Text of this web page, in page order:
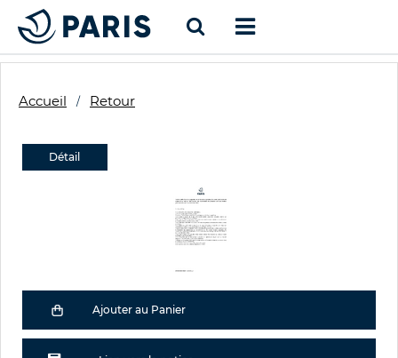
Accueil Retour
Détail
Ajouter au Panier